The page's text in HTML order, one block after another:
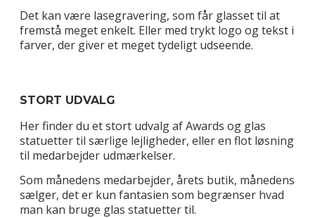
Det kan være lasegravering, som får glasset til at
fremstå meget enkelt. Eller med trykt logo og tekst i
farver, der giver et meget tydeligt udseende.
STORT UDVALG
Her finder du et stort udvalg af Awards og glas
statuetter til særlige lejligheder, eller en flot løsning
til medarbejder udmærkelser.
Som månedens medarbejder, årets butik, månedens
sælger, det er kun fantasien som begrænser hvad
man kan bruge glas statuetter til.